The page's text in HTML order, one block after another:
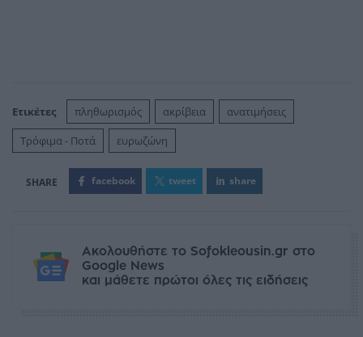
Ετικέτες πληθωρισμός ακρίβεια
ανατιμήσεις
Τρόφιμα - Ποτά
ευρωζώνη
facebook tweet share
Ακολουθήστε το Sofokleousin.gr στο
Google News
και μάθετε πρώτοι όλες τις ειδήσεις